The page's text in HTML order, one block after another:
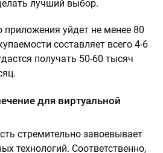
лучший выбор.
приложения уйдет не менее 80
составляет всего 4-6
получать 50-60 тысяч
для виртуальной
стремительно завоевывает
технологий. Соответственно,